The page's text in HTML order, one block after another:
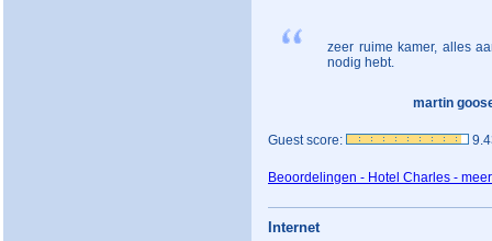
zeer ruime kamer, alles
nodig hebt.
martin
Guest score:
Beoordelingen - Hotel Charles -
Internet